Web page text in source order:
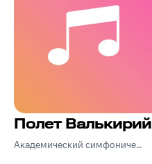
Полет Валькирий
Академический симфонический оркестр Ленинградской государственной филармонии п/у Е. Мравинского